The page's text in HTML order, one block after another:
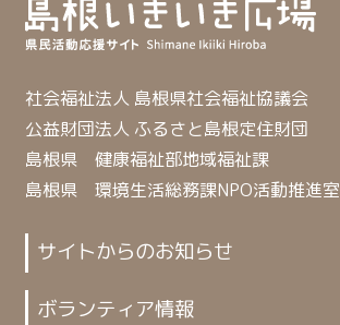
社会福祉法人 島根県社会福祉協議会
公益財団法人 ふるさと島根定住財団
島根県 健康福祉部地域福祉課
島根県 環境生活総務課NPO活動推進室
サイトからのお知らせ
ボランティア情報